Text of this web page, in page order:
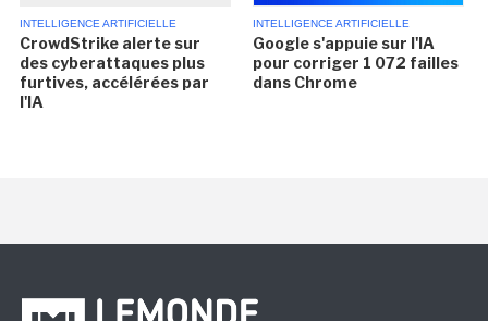
INTELLIGENCE ARTIFICIELLE
CrowdStrike alerte sur
des cyberattaques plus
furtives, accélérées par
l'IA
INTELLIGENCE ARTIFICIELLE
Google s'appuie sur l'IA
pour corriger 1 072 failles
dans Chrome